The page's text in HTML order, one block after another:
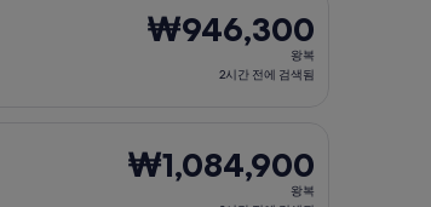
됨
간
전
됨
₩946,300
왕
간
전
₩946,300
왕복
2시간 전에 검색됨
₩1,084,900
왕
₩1,084,900
왕복